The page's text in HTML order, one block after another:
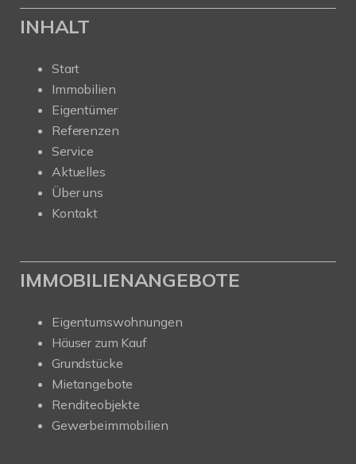
INHALT
Start
Immobilien
Eigentümer
Referenzen
Service
Aktuelles
Über uns
Kontakt
IMMOBILIENANGEBOTE
Eigentumswohnungen
Häuser zum Kauf
Grundstücke
Mietangebote
Renditeobjekte
Gewerbeimmobilien